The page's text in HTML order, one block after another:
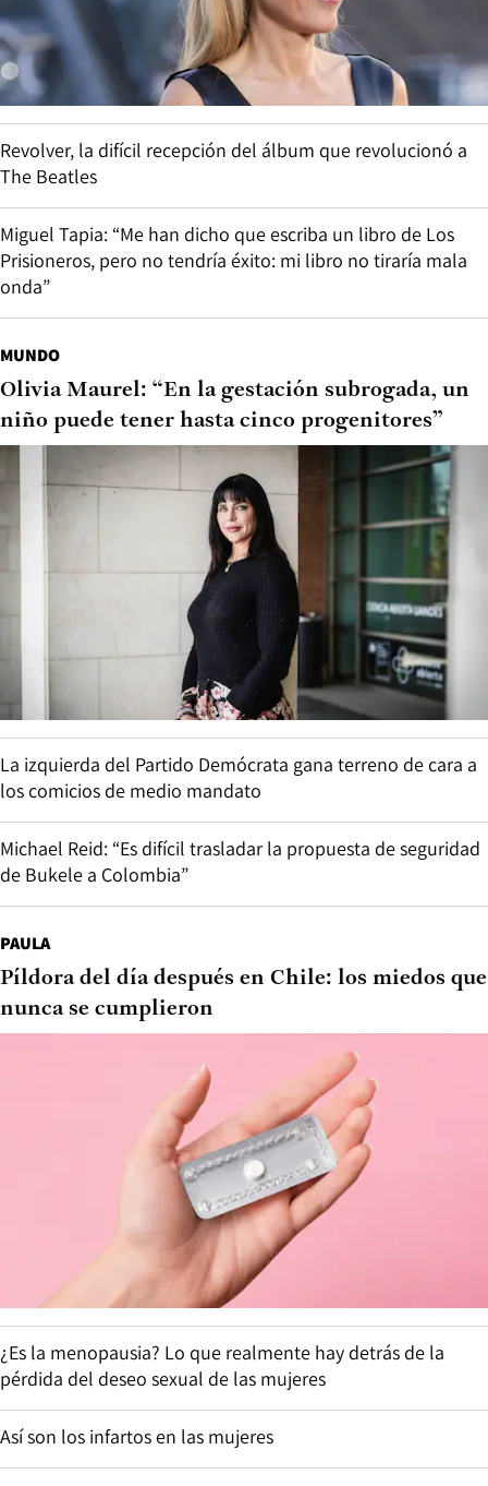
Revolver, la difícil recepción del álbum que revolucionó a
The Beatles
Miguel Tapia: “Me han dicho que escriba un libro de Los
Prisioneros, pero no tendría éxito: mi libro no tiraría mala
onda”
MUNDO
Olivia Maurel: “En la gestación subrogada, un
niño puede tener hasta cinco progenitores”
La izquierda del Partido Demócrata gana terreno de cara a
los comicios de medio mandato
Michael Reid: “Es difícil trasladar la propuesta de seguridad
de Bukele a Colombia”
PAULA
Píldora del día después en Chile: los miedos que
nunca se cumplieron
¿Es la menopausia? Lo que realmente hay detrás de la
pérdida del deseo sexual de las mujeres
Así son los infartos en las mujeres